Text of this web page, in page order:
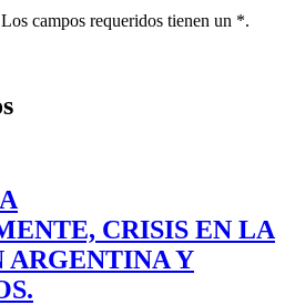
campos requeridos tienen un *.
CRISIS EN LA
ARGENTINA Y